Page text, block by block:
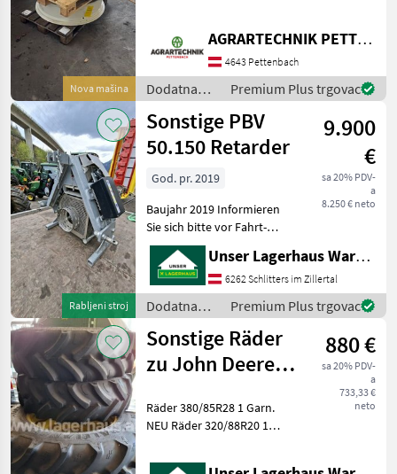
Nova mašina
oprema za traktore
AGRARTECHNIK PETTENBACH GMBH
4643 Pettenbach
Dodatna
oprema za
traktore /
Sonstige
Premium Plus trgovac
Rabljeni stroj
Sonstige PBV
50.150 Retarder
9.900
€
sa 20% PDV-
a
8.250 € neto
God. pr. 2019
Baujahr 2019 Informieren
Sie sich bitte vor Fahrt-
Antritt telefonisch, ob die
von Ihnen angefragte
Maschine aktuell bei uns
am Lager steht. Wir
inserieren auch Ma
Unser Lagerhaus Warenhandelsges.m.b.H.
6262 Schlitters im Zillertal
Dodatna
oprema za
traktore /
Sonstige
Premium Plus trgovac
Sonstige Räder
zu John Deere
880 €
sa 20% PDV-
a
733,33 €
neto
Räder 380/85R28 1 Garn.
NEU Räder 320/88R20 1
sich bitte vor Fahrt-Antritt